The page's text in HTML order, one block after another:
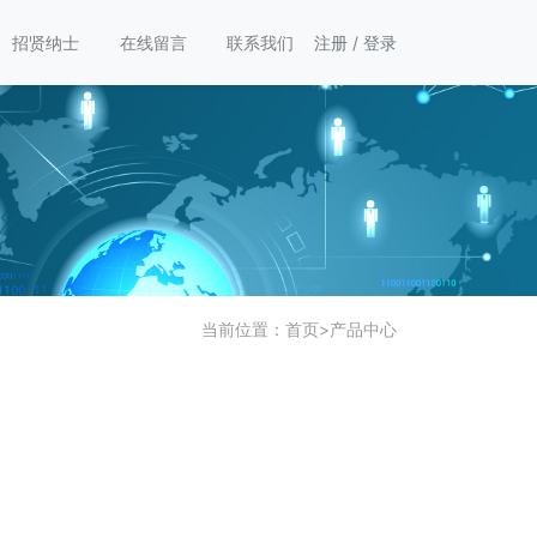
招贤纳士 在线留言 联系我们 注册 / 登录
当前位置： 首页>产品中心